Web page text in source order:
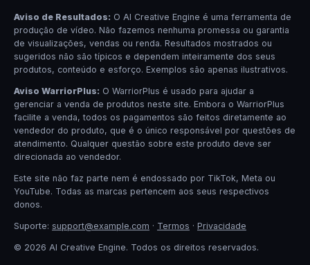
Aviso de Resultados: O AI Creative Engine é uma ferramenta de
produção de vídeo. Não fazemos nenhuma promessa ou garantia
de visualizações, vendas ou renda. Resultados mostrados ou
sugeridos não são típicos e dependem inteiramente dos seus
produtos, conteúdo e esforço. Exemplos são apenas ilustrativos.
Aviso WarriorPlus: O WarriorPlus é usado para ajudar a
gerenciar a venda de produtos neste site. Embora o WarriorPlus
facilite a venda, todos os pagamentos são feitos diretamente ao
vendedor do produto, que é o único responsável por questões de
atendimento. Qualquer questão sobre este produto deve ser
direcionada ao vendedor.
Este site não faz parte nem é endossado por TikTok, Meta ou
YouTube. Todas as marcas pertencem aos seus respectivos
donos.
Suporte: support@example.com · Termos · Privacidade
© 2026 AI Creative Engine. Todos os direitos reservados.